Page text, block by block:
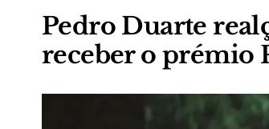
Pedro Duarte
receber o prémio